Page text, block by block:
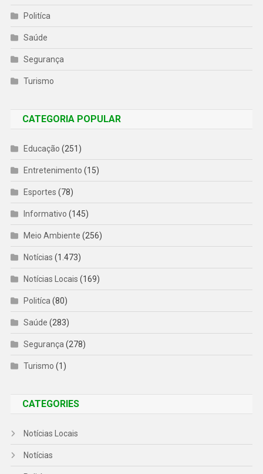
Politíca
Saúde
Segurança
Turismo
CATEGORIA POPULAR
Educação (251)
Entretenimento (15)
Esportes (78)
Informativo (145)
Meio Ambiente (256)
Notícias (1.473)
Notícias Locais (169)
Politíca(80)
Saúde (283)
Segurança(278)
Turismo (1)
CATEGORIES
Notícias Locais
Notícias